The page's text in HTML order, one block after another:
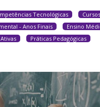
Tecnológicas
- Anos Finais
Ensino
Práticas Pedagógicas